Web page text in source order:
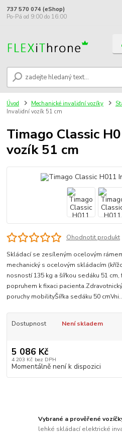
737 570 074 (eShop)
Po-Pá od 9:00 do 16:00
Úvod Mechanické invalidní vozíky
Invalidní vozík 51 cm
Timago Classic
vozík 51 cm
Ohodnotit produkt
Skládací se zesíleným ocelovým
mechanický s ocelovým skládacím
nosností 135 kg a šířkou sedáku 51
popruhem k fixaci
poruchy mobilityŠířka sedáku 50
Dostupnost Není skladem
5 086 Kč
4 203 Kč bez DPH
Momentálně není k dispozici
Vybrané a prověřené
lehké skládací elektrické